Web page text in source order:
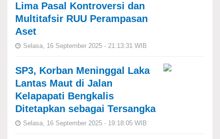
Lima Pasal Kontroversi dan
Multitafsir RUU Perampasan
Aset
Selasa, 16 September 2025 - 21:13:31 WIB
SP3, Korban Meninggal Laka
Lantas Maut di Jalan
Kelapapati Bengkalis
Ditetapkan sebagai Tersangka
Selasa, 16 September 2025 - 19:18:05 WIB